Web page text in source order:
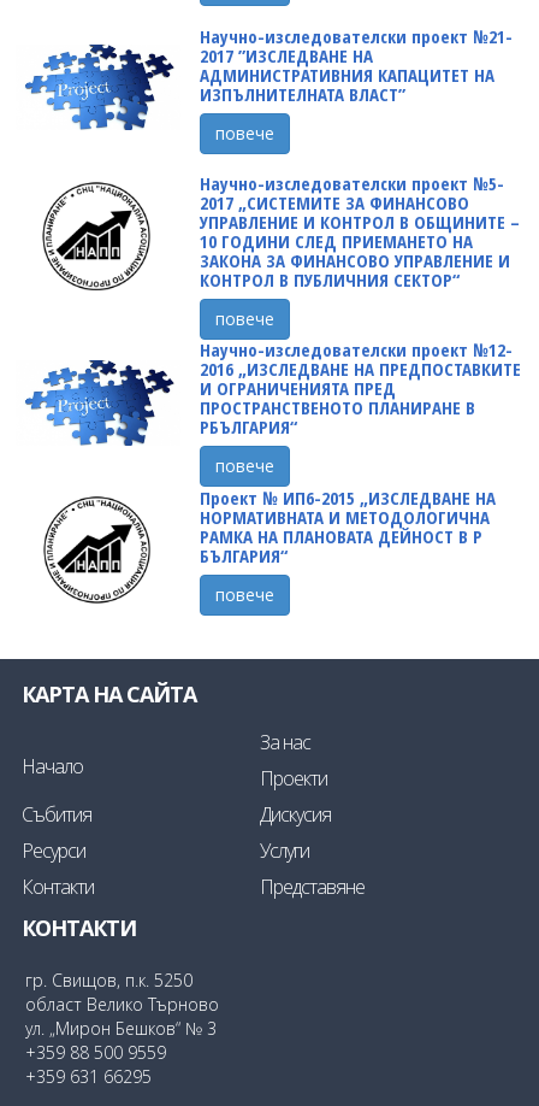
Научно-изследователски проект №21-
2017 ”ИЗСЛЕДВАНЕ НА
АДМИНИСТРАТИВНИЯ КАПАЦИТЕТ НА
ИЗПЪЛНИТЕЛНАТА ВЛАСТ”
повече
Научно-изследователски проект №5-
2017 „СИСТЕМИТЕ ЗА ФИНАНСОВО
УПРАВЛЕНИЕ И КОНТРОЛ В ОБЩИНИТЕ –
10 ГОДИНИ СЛЕД ПРИЕМАНЕТО НА
ЗАКОНА ЗА ФИНАНСОВО УПРАВЛЕНИЕ И
КОНТРОЛ В ПУБЛИЧНИЯ СЕКТОР“
повече
Научно-изследователски проект №12-
2016 „ИЗСЛЕДВАНЕ НА ПРЕДПОСТАВКИТЕ
И ОГРАНИЧЕНИЯТА ПРЕД
ПРОСТРАНСТВЕНОТО ПЛАНИРАНЕ В
РБЪЛГАРИЯ“
повече
Проект № ИП6-2015 „ИЗСЛЕДВАНЕ НА
НОРМАТИВНАТА И МЕТОДОЛОГИЧНА
РАМКА НА ПЛАНОВАТА ДЕЙНОСТ В Р
БЪЛГАРИЯ“
повече
КАРТА НА САЙТА
Начало
За нас
Проекти
Събития
Дискусия
Ресурси
Услуги
Контакти
Представяне
КОНТАКТИ
гр. Свищов, п.к. 5250
област Велико Търново
ул. „Мирон Бешков“ № 3
+359 88 500 9559
+359 631 66295